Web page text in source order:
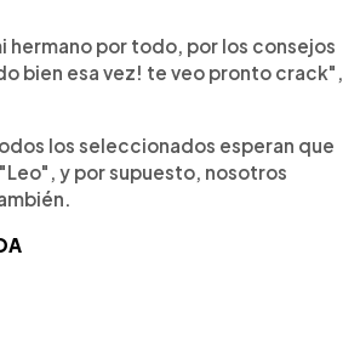
hermano por todo, por los consejos
bien esa vez! te veo pronto crack",
los seleccionados esperan que
y por supuesto, nosotros